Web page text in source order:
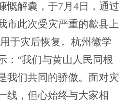
慨解囊，于7月4日，通过
市此次受灾严重的歙县上
于灾后恢复。杭州徽学
：“我们与黄山人民同根
我们共同的骄傲。面对灾
线，但心始终与大家相